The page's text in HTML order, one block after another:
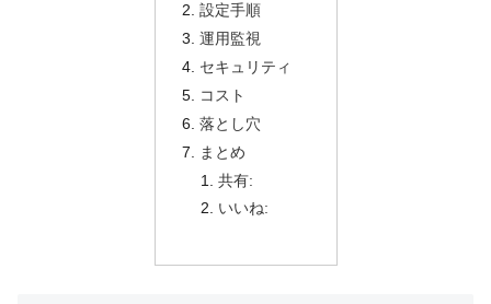
設定手順
運用監視
セキュリティ
コスト
落とし穴
まとめ
共有:
いいね: